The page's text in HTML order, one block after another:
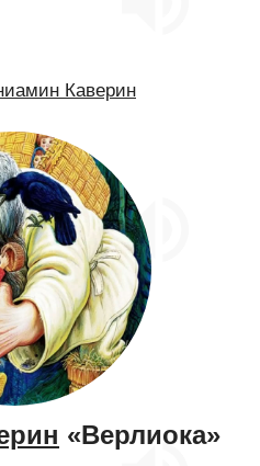
Каверин
«Верлиока»